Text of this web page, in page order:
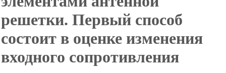
решетки. Первый способ
состоит в оценке изменения
входного сопротивления